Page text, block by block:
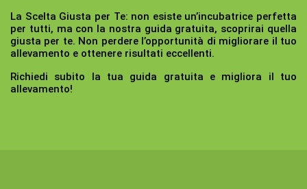
La Scelta Giusta per Te: non esiste un’incubatrice perfetta
per tutti, ma con la nostra guida gratuita, scoprirai quella
giusta per te. Non perdere l’opportunità di migliorare il tuo
allevamento e ottenere risultati eccellenti.
Richiedi subito la tua guida gratuita e migliora il tuo
allevamento!